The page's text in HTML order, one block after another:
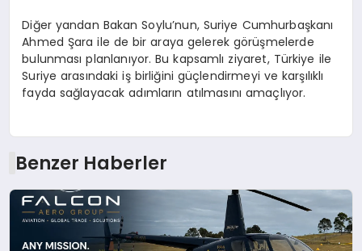
Diğer yandan Bakan Soylu’nun, Suriye Cumhurbaşkanı
Ahmed Şara ile de bir araya gelerek görüşmelerde
bulunması planlanıyor. Bu kapsamlı ziyaret, Türkiye ile
Suriye arasındaki iş birliğini güçlendirmeyi ve karşılıklı
fayda sağlayacak adımların atılmasını amaçlıyor.
Benzer Haberler